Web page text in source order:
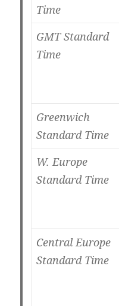
Time
GMT Standard
Time
Greenwich
Standard Time
W. Europe
Standard Time
Central Europe
Standard Time